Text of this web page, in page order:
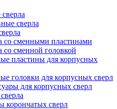
сверла
со сменными пластинами
со сменной головкой
пластины для корпусных
головки для корпусных сверл
для корпусных сверл
корончатых сверл